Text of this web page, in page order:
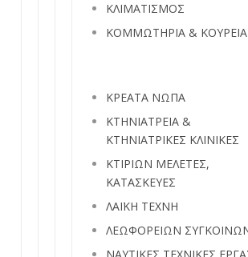
ΚΛΙΜΑΤΙΣΜΟΣ
ΚΟΜΜΩΤΗΡΙΑ & ΚΟΥΡΕΙΑ
ΚΡΕΑΤΑ ΝΩΠΑ
ΚΤΗΝΙΑΤΡΕΙΑ &
ΚΤΗΝΙΑΤΡΙΚΕΣ ΚΛΙΝΙΚΕΣ
ΚΤΙΡΙΩΝ ΜΕΛΕΤΕΣ,
ΚΑΤΑΣΚΕΥΕΣ
ΛΑΪΚΗ ΤΕΧΝΗ
ΛΕΩΦΟΡΕΙΩΝ